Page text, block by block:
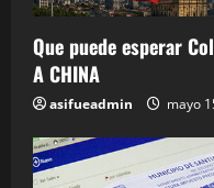
Que puede esperar
A CHINA
asifueadmin mayo